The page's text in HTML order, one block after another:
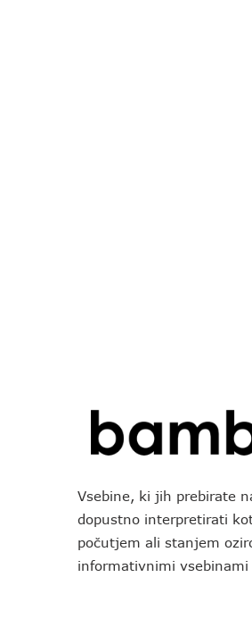
Vsebine, ki jih prebirate
dopustno interpretirati
počutjem ali stanjem
informativnimi